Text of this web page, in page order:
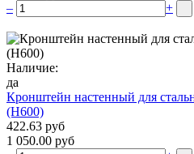
–
+
Наличие:
да
Кронштейн настенный для
(H600)
422.63 руб
1 050.00 руб